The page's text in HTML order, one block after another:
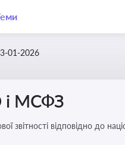
01-2026
і МСФЗ
звітності відповідно до